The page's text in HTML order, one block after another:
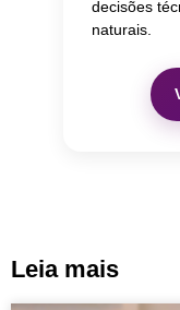
decisões
naturais.
Leia mais